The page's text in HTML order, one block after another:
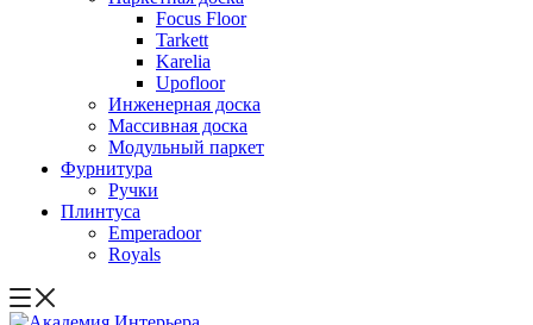
Focus Floor
Tarkett
Karelia
Upofloor
Инженерная доска
Массивная доска
Модульный паркет
Фурнитура
Ручки
Плинтуса
Emperadoor
Royals